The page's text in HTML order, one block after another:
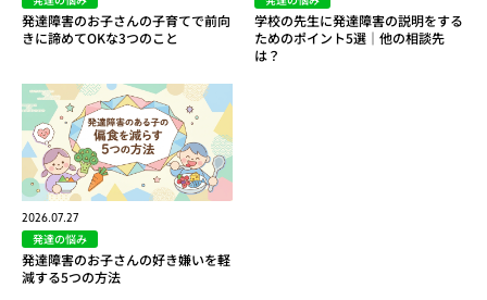
発達障害のお子さんの子育てで前向
きに諦めてOKな3つのこと
学校の先生に発達障害の説明をする
ためのポイント5選｜他の相談先
は？
2026.07.27
発達の悩み
発達障害のお子さんの好き嫌いを軽
減する5つの方法